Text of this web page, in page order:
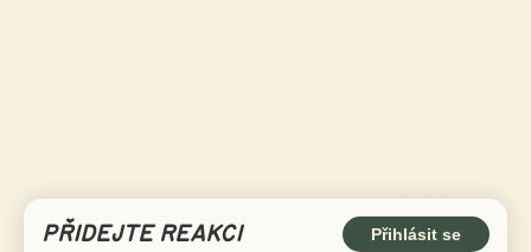
PŘIDEJTE REAKCI Přihlásit se